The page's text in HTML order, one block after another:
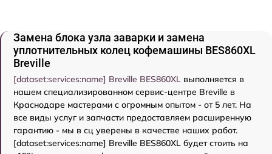
Замена блока узла заварки и замена
уплотнительных колец кофемашины BES860XL
Breville
[dataset:services:name] Breville BES860XL выполняется в
нашем специализированном сервис-центре Breville в
Краснодаре мастерами с огромным опытом - от 5 лет. На
все виды услуг и запчасти предоставляем расширенную
гарантию - мы в сц уверены в качестве наших работ.
[dataset:services:name] Breville BES860XL будет стоить на